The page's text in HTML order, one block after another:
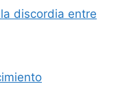
discordia entre